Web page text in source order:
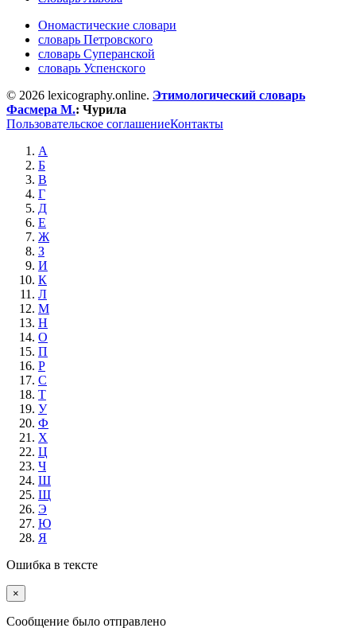
Ономастические словари
словарь Петровского
словарь Суперанской
словарь Успенского
© 2026 lexicography.online. Этимологический словарь
Фасмера М.: Чурила
Пользовательское соглашениеКонтакты
А
Б
В
Г
Д
Е
Ж
З
И
К
Л
М
Н
О
П
Р
С
Т
У
Ф
Х
Ц
Ч
Ш
Щ
Э
Ю
Я
Ошибка в тексте
×
Cообщение было отправлено